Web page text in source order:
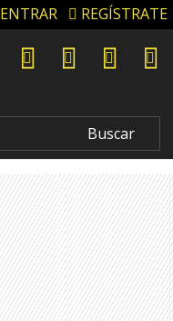
ENTRAR REGÍSTRATE